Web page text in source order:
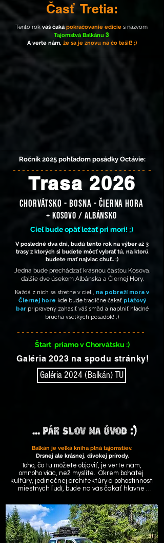
Časť Tretia:
Tento rok váš čaká pokračovanie edícies názvom
Tajomstvá Balkánu 3
A verte nám, že sa je znovu na čo tešiť! ;)
Ročník 2025 pohľadom posádky Octávie:
Trasa 2026
- - - - - - - - - - - - - - - - - - - - - - - - - - - - - -
Chorvátsko - Bosna - Čierna hora
+ Kosovo / Albánsko
Cieľ bude opäť ležať pri mori! ;)
V posledné dva dni, budú tento rok na výber až 3
trasy z ktorých si budete môcť vybrať tú, na ktorú
budete mať najviac chuť.. ;)
Jedna bude prechádzať krásnou časťou Kosova,
ďalšie dve úsekom Albánska a Čiernej Hory.
Každá z nich sa stretne v cieli, na pobreží mora v
Čiernej hore kde bude tradične čakať plážový
barpripravený zahasiť váš smäd a naplniť hladné
bruchá všetkých posádok! ;)
- - - - - - - - - - - - - - - - - - - - - - - - - - - -
Štart priamo v Chorvátsku :)
Galéria 2023 na spodu stránky!
Galéria 2024 (Balkán) TU
... Pár slov na úvod :)
Balkán je veľká kniha plná tajomstiev.
Drsnej ale krásnej, divokej prírody.
Toho, čo tu môžete objaviť, je verte nám,
omnoho viac, než myslíte.  Okrem bohatej
kultúry, jedinečnej architektúry a pohostinnosti
miestnych ľudí, bude na vás čakať hlavne
skutočne zamilujete...
Hory, z ktorých uvidíte len nekonečné hory.
Cesty bez mena, ktoré vás povedú na miesta,
kde ľudia žijú ešte stále v spojení s krajinou a
prírodou tak, ako pred mnohými rokmi.